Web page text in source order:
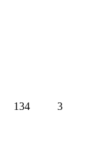
134 3